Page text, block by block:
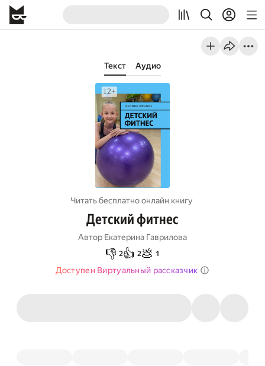
Текст Аудио
Читать бесплатно онлайн книгу
Детский фитнес
Автор Екатерина Гаврилова
👎 2👍 2💩 1
Доступен Виртуальный рассказчик